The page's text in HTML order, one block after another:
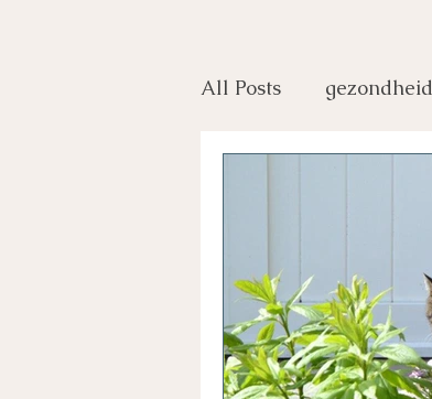
All Posts gezondheid